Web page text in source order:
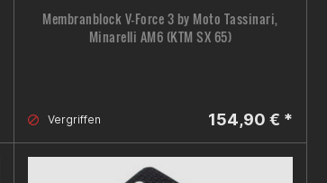
Membranblock V-Force 3 by Moto Tassinari,
Minarelli AM6 (KTM SX 65)
Vergriffen 154,90 € *